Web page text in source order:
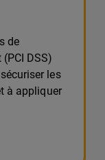
de
DSS)
les
à appliquer